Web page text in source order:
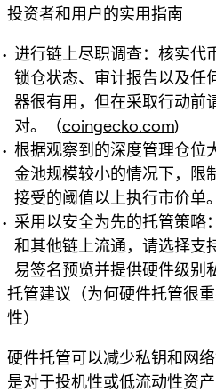
投资者和用户的实用指南
进行链上尽职调查：核实代
锁仓状态、审计报告以及任
器很有用，但在采取行动前
对。（coingecko.com)
根据观察到的深度管理仓位
金池规模较小的情况下，限
接受的阈值以上执行市价单
采用以安全为先的托管策略
和其他链上流通，请选择支
易签名预览并提供硬件级别
托管建议（为何硬件托管很
性）
硬件托管可以减少私钥和网
是对于投机性或低流动性资